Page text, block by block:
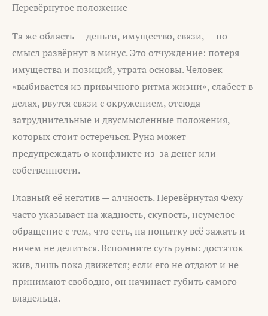
Перевёрнутое положение
Та же область — деньги, имущество, связи, — но
смысл развёрнут в минус. Это отчуждение: потеря
имущества и позиций, утрата основы. Человек
«выбивается из привычного ритма жизни», слабеет в
делах, рвутся связи с окружением, отсюда —
затруднительные и двусмысленные положения,
которых стоит остеречься. Руна может
предупреждать о конфликте из-за денег или
собственности.
Главный её негатив — алчность. Перевёрнутая Феху
часто указывает на жадность, скупость, неумелое
обращение с тем, что есть, на попытку всё зажать и
ничем не делиться. Вспомните суть руны: достаток
жив, лишь пока движется; если его не отдают и не
принимают свободно, он начинает губить самого
владельца.